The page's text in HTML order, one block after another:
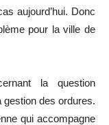
aujourd’hui. Donc
pour la ville de
la question
des ordures.
qui accompagne